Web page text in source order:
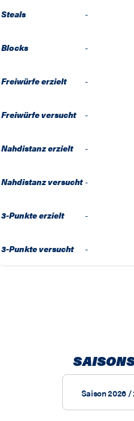
Steals -
Blocks -
Freiwürfe erzielt -
Freiwürfe versucht -
Nahdistanz erzielt -
Nahdistanz versucht -
3-Punkte erzielt -
3-Punkte versucht -
Saison 2026 /